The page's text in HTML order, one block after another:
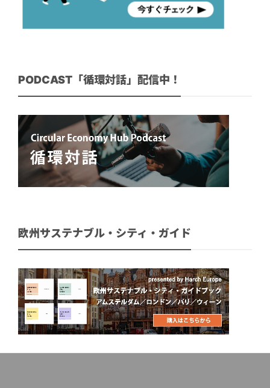
PODCAST「循環対話」配信中！
欧州サステナブル・シティ・ガイド